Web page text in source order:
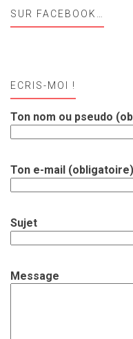
SUR FACEBOOK…
ECRIS-MOI !
Ton nom ou pseudo
Ton e-mail (obligatoire)
Sujet
Message